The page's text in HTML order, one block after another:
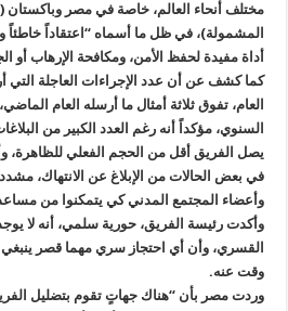
المشمولة)، في ظل ما أسماه “اعتقاداً خاطئاً
أداة مفيدة لحفظ الأمن، ومكافحة الإرهاب أو
كما كشف عن أن عدد الإجراءات العاجلة التي
العام، تفوق ثلاثة أمثال ما أرسله العام
السنوي، مؤكداً أنه رغم العدد الكبير من
يصل الفريق أقل من الحجم الفعلي للظاهرة،
في بعض الحالات من الإبلاغ عن الانتهاك،
وأعضاء المجتمع المدني كي يتمكنوا من
وأكدت رئيسة الفريق، حورية سلمي، أنه لا
القسري، وأن أي احتجاز سري مهما قصر ينبغي
وقت عنه.
وردت مصر بأن “هناك جهاتٍ تقوم بتضليل